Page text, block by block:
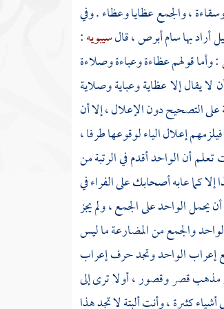
، والجمع عظايا وعظاء . وفي
أراد بها سام أبرص ، قالسيبويه:
: وأما قولهم عظاءة وعباءة وصلاءة
يقال إلا عظاية وعباية وصلاية
على التصحيح دون الإعلال ، إلا أن
إعلال الياء لوقوعها طرفا ،
تعلم أن الواحد أقدم في الرتبة من
كما عابه أصحابك علىالفراءفي
أن يحمل الواحد على الجمع ، ولم يجز
والجمع من المضارعة ما ليس
إعراب الواحد وتجد حرف إعراب
مذهب قصر وقصور ، أولا ترى إلى